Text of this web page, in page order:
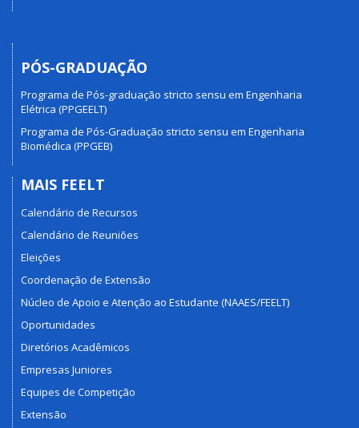
PÓS-GRADUAÇÃO
Programa de Pós-graduação stricto sensu em Engenharia
Elétrica (PPGEELT)
Programa de Pós-Graduação stricto sensu em Engenharia
Biomédica (PPGEB)
MAIS FEELT
Calendário de Recursos
Calendário de Reuniões
Eleições
Coordenação de Extensão
Núcleo de Apoio e Atenção ao Estudante (NAAES/FEELT)
Oportunidades
Diretórios Acadêmicos
Empresas Juniores
Equipes de Competição
Extensão